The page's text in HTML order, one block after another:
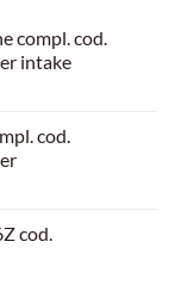
compl. cod.
intake
cod.
cod.